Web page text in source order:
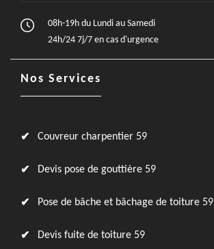
08h-19h du Lundi au Samedi
24h/24 7j/7 en cas d'urgence
Nos Services
Couvreur charpentier 59
Devis pose de gouttière 59
Pose de bâche et bâchage de toiture 59
Devis fuite de toiture 59